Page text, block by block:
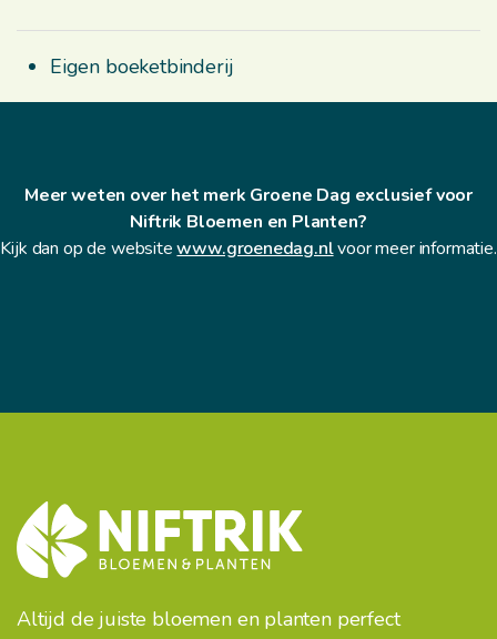
Eigen boeketbinderij
Meer weten over het merk Groene Dag exclusief voor
Niftrik Bloemen en Planten?
Kijk dan op de websitewww.groenedag.nlvoor meer informatie.
Altijd de juiste bloemen en planten perfect